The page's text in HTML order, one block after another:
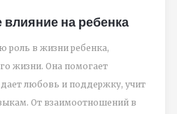
влияние на ребенка
в жизни ребенка,
жизни. Она помогает
любовь и поддержку, учит
От взаимоотношений в